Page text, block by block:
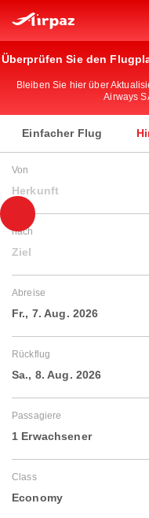
Überprüfen Sie den
Bleiben Sie hier über
Airways
Einfacher Flug
Von
Herkunft
nach
Ziel
Abreise
Fr., 7. Aug. 2026
Rückflug
Sa., 8. Aug. 2026
Passagiere
1 Erwachsener
Class
Economy